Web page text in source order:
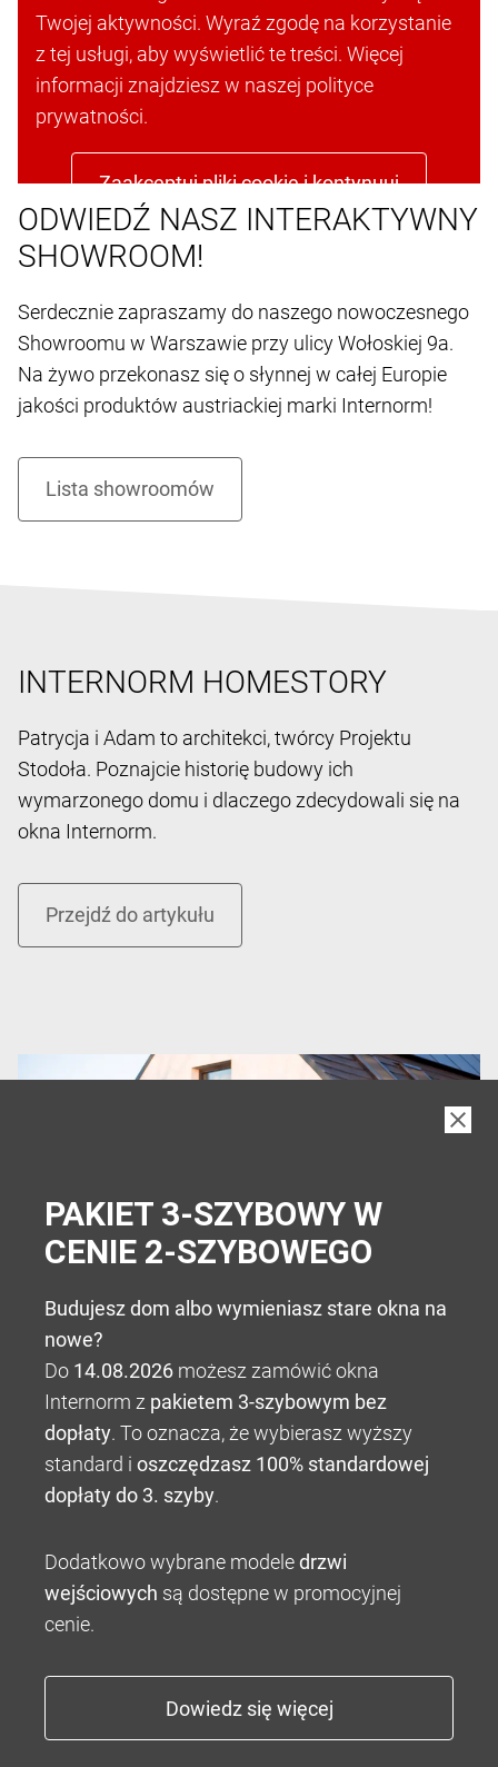
Twojej aktywności. Wyraź zgodę na korzystanie
z tej usługi, aby wyświetlić te treści. Więcej
informacji znajdziesz w naszej polityce
prywatności.
Zaakceptuj pliki cookie i kontynuuj
ODWIEDŹ NASZ INTERAKTYWNY
SHOWROOM!
Serdecznie zapraszamy do naszego nowoczesnego
Showroomu w Warszawie przy ulicy Wołoskiej 9a.
Na żywo przekonasz się o słynnej w całej Europie
jakości produktów austriackiej marki Internorm!
INTERNORM HOMESTORY
Patrycja i Adam to architekci, twórcy Projektu
Stodoła. Poznajcie historię budowy ich
wymarzonego domu i dlaczego zdecydowali się na
okna Internorm.
PAKIET 3-SZYBOWY W
CENIE 2-SZYBOWEGO
Budujesz dom albo wymieniasz stare okna na
nowe?
Do 14.08.2026 możesz zamówić okna
Internorm z pakietem 3-szybowym bez
dopłaty. To oznacza, że wybierasz wyższy
standard i oszczędzasz 100% standardowej
dopłaty do 3. szyby.
Dodatkowo wybrane modeledrzwi
wejściowych są dostępne w promocyjnej
cenie.